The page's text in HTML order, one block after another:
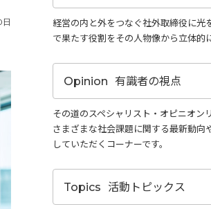
Activity
“事業活動”
Strategy
“経営戦略”のPerspectives
経営の内と外をつなぐ社外取締役に光
で果たす役割をその人物像から立体的
Opinion 有識者の視点
その道のスペシャリスト・オピニオン
さまざまな社会課題に関する最新動向
していただくコーナーです。
Topics 活動トピックス